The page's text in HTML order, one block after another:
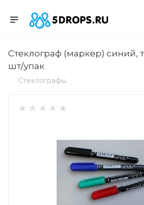
Стеклограф (маркер) синий,
шт/упак
Стеклографы